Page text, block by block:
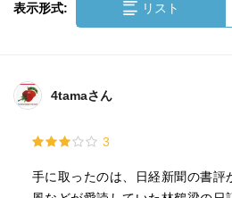
表示形式: リスト
4tamaさん
3
手に取ったのは、日経新聞の書評